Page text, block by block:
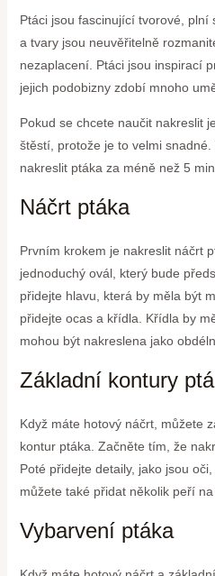
Ptáci jsou fascinující tvorové, plní
a tvary jsou neuvěřitelně
nezaplacení. Ptáci jsou inspirací
jejich podobizny zdobí mnoho
Pokud se chcete naučit nakreslit
štěstí, protože je to velmi
nakreslit ptáka za méně než 5
Náčrt ptáka
Prvním krokem je nakreslit náčrt
jednoduchý ovál, který bude
přidejte hlavu, která by měla být
přidejte ocas a křídla. Křídla by
mohou být nakreslena jako
Základní kontury
Když máte hotový náčrt, můžete
kontur ptáka. Začněte tím, že
Poté přidejte detaily, jako jsou
můžete také přidat několik peří
Vybarvení ptáka